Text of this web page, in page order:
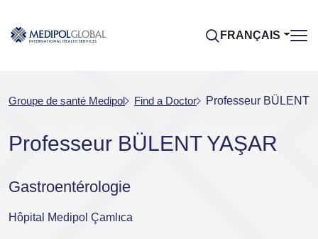
FRANÇAIS
Groupe de santé Medipol Find a Doctor Professeur BÜLENT
Professeur BÜLENT YAŞAR
Gastroentérologie
Hôpital Medipol Çamlıca